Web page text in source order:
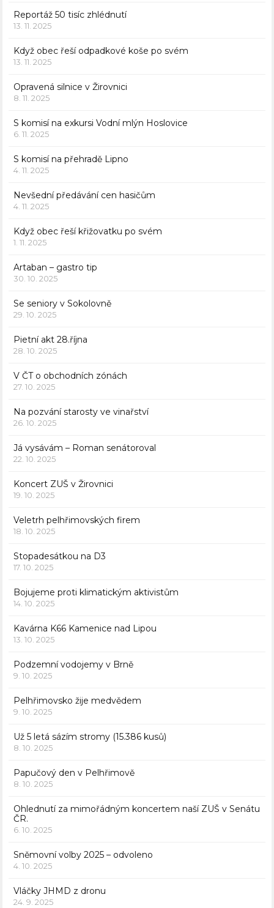
Reportáž 50 tisíc zhlédnutí
13. 11. 2025
Když obec řeší odpadkové koše po svém
13. 11. 2025
Opravená silnice v Žirovnici
8. 11. 2025
S komisí na exkursi Vodní mlýn Hoslovice
6. 11. 2025
S komisí na přehradě Lipno
4. 11. 2025
Nevšední předávání cen hasičům
4. 11. 2025
Když obec řeší křižovatku po svém
1. 11. 2025
Artaban – gastro tip
30. 10. 2025
Se seniory v Sokolovně
29. 10. 2025
Pietní akt 28.října
28. 10. 2025
V ČT o obchodních zónách
27. 10. 2025
Na pozvání starosty ve vinařství
26. 10. 2025
Já vysávám – Roman senátoroval
22. 10. 2025
Koncert ZUŠ v Žirovnici
19. 10. 2025
Veletrh pelhřimovských firem
18. 10. 2025
Stopadesátkou na D3
17. 10. 2025
Bojujeme proti klimatickým aktivistům
14. 10. 2025
Kavárna K66 Kamenice nad Lipou
13. 10. 2025
Podzemní vodojemy v Brně
9. 10. 2025
Pelhřimovsko žije medvědem
9. 10. 2025
Už 5 letá sázím stromy (15.386 kusů)
8. 10. 2025
Papučový den v Pelhřimově
8. 10. 2025
Ohlednutí za mimořádným koncertem naší ZUŠ v Senátu
ČR.
6. 10. 2025
Sněmovní volby 2025 – odvoleno
4. 10. 2025
Vláčky JHMD z dronu
24. 9. 2025